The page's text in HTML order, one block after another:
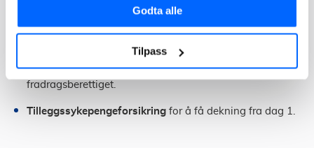
Godta alle
Tilpass
Frivillig yrkesskadeforsikringhos NAV, som er
fradragsberettiget.
Tilleggssykepengeforsikring for å få dekning fra dag 1.